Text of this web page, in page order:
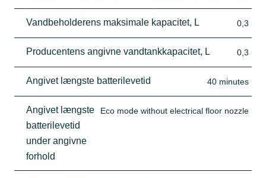
Vandbeholderens maksimale kapacitet, L 0,3
Producentens angivne vandtankkapacitet, L 0,3
Angivet længste batterilevetid 40 minutes
Angivet længste
batterilevetid
under angivne
forhold
Eco mode without electrical floor nozzle